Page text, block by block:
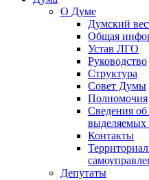
О Думе
Думский
Общая
Устав ЛГО
Руководство
Структура
Совет Думы
Полномочия
Сведения
выделяемых
Контакты
Депутаты